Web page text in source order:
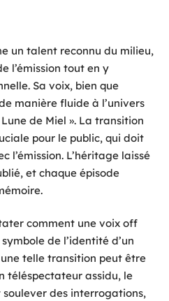
un talent reconnu du milieu,
l’émission tout en y
Sa voix, bien que
manière fluide à l’univers
de Miel ». La transition
pour le public, qui doit
l’émission. L’héritage laissé
et chaque épisode
comment une voix off
de l’identité d’un
telle transition peut être
téléspectateur assidu, le
des interrogations,